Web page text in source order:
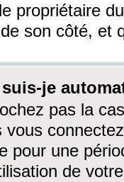
propriétaire
son côté, et
je
pas la
vous
pour une
de